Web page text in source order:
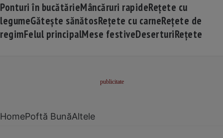
Ponturi în bucătărieMâncăruri rapideRețete cu
legumeGătește sănătosRețete cu carneRețete de
regimFelul principalMese festiveDeserturiRețete
HomePoftă BunăAltele